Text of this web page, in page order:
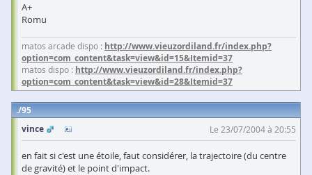
A+
Romu
matos arcade dispo : http://www.vieuzordiland.fr/index.php?
option=com_content&task=view&id=15&Itemid=37
matos dispo : http://www.vieuzordiland.fr/index.php?
option=com_content&task=view&id=28&Itemid=37
95
vince
Le 23/07/2004 à 20:55
en fait si c'est une étoile, faut considérer, la trajectoire (du centre
de gravité) et le point d'impact.